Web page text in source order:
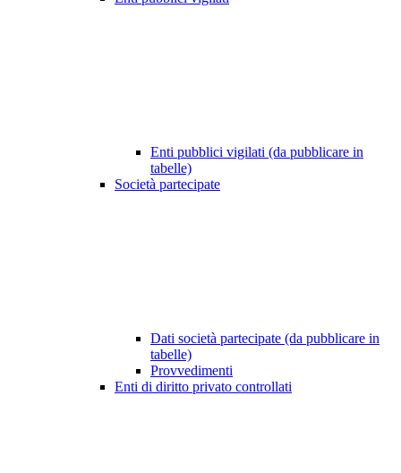
Enti pubblici vigilati (da pubblicare in
tabelle)
Società partecipate
Dati società partecipate (da pubblicare in
tabelle)
Provvedimenti
Enti di diritto privato controllati